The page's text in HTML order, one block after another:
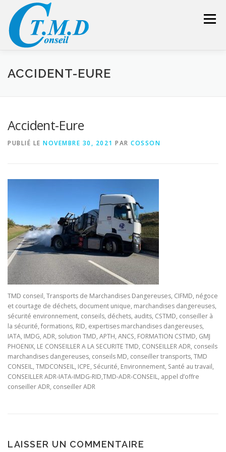
contenu
Menu
ACCUEIL CONSEILLER SÉCURITÉ
LIENS UTILES DEVIS ESPACE RÉSERVÉ
ACCIDENT-EURE
Accident-Eure
PUBLIÉ LE NOVEMBRE 30, 2021 PAR COSSON
TMD conseil, Transports de Marchandises Dangereuses, CIFMD, négoce
et courtage de déchets, document unique, marchandises dangereuses,
sécurité environnement, conseils, déchets, audits, CSTMD, conseiller à
la sécurité, formations, RID, expertises marchandises dangereuses,
IATA, IMDG, ADR, solution TMD, APTH, ANCS, FORMATION CSTMD, GMJ
PHOENIX, LE CONSEILLER A LA SECURITE TMD, CONSEILLER ADR, conseils
marchandises dangereuses, conseils MD, conseiller transports, TMD
CONSEIL, TMDCONSEIL, ICPE, Sécurité, Environnement, Santé au travail,
CONSEILLER ADR-IATA-IMDG-RID,TMD-ADR-CONSEIL, appel d’offre
conseiller ADR, conseiller ADR
LAISSER UN COMMENTAIRE